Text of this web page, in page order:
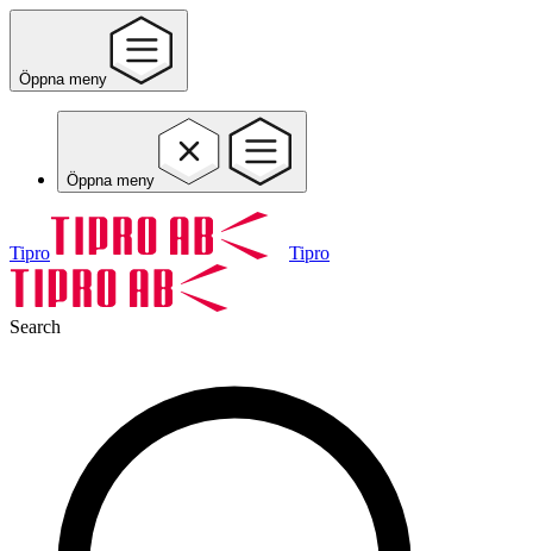
Öppna meny
Öppna meny
Tipro Tipro
Search